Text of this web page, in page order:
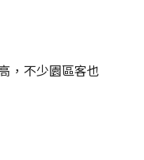
，不少園區客也